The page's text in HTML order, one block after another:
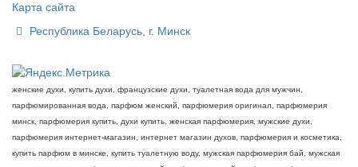
Карта сайта
Республика Беларусь, г. Минск
женские духи, купить духи, французские духи, туалетная вода для мужчин,
парфюмированная вода, парфюм женский, парфюмерия оригинал, парфюмерия
минск, парфюмерия купить, духи купить, женская парфюмерия, мужские духи,
парфюмерия интернет-магазин, интернет магазин духов, парфюмерия и косметика,
купить парфюм в минске, купить туалетную воду, мужская парфюмерия бай, мужская